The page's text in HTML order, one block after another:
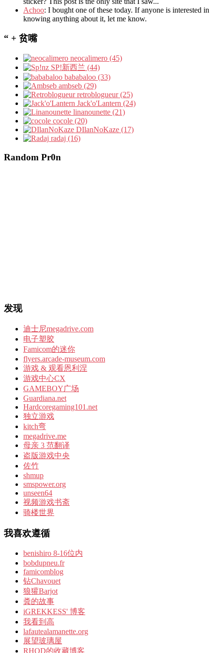
Achoo: I bought one of these today. If anyone is interested in
knowing anything about it, let me know.
“ + 贫嘴
neocalimero (45)
SP!新西兰 (44)
bababaloo (33)
ambseb (29)
retroblogueur (25)
Jack'o'Lantern (24)
linanounette (21)
cocole (20)
DIlanNoKaze (17)
radaj (16)
Random Pr0n
发现
迪士尼megadrive.com
电子塑胶
Famicom的迷你
flyers.arcade-museum.com
游戏 & 观看恩利涅
游戏中心CX
GAMEBOY广场
Guardiana.net
Hardcoregaming101.net
独立游戏
kitch弯
megadrive.me
母亲 3 范翻译
盗版游戏中央
佐竹
shmup
smspower.org
unseen64
视频游戏书斋
骑楼世界
我喜欢遵循
benishiro 8-16位内
bobdupneu.fr
famicomblog
钻Chavouet
狼獾Barjot
粪的故事
iGREKKESS' 博客
我看到高
lafautealamanette.org
展望玻璃屋
RHOD的收藏博客